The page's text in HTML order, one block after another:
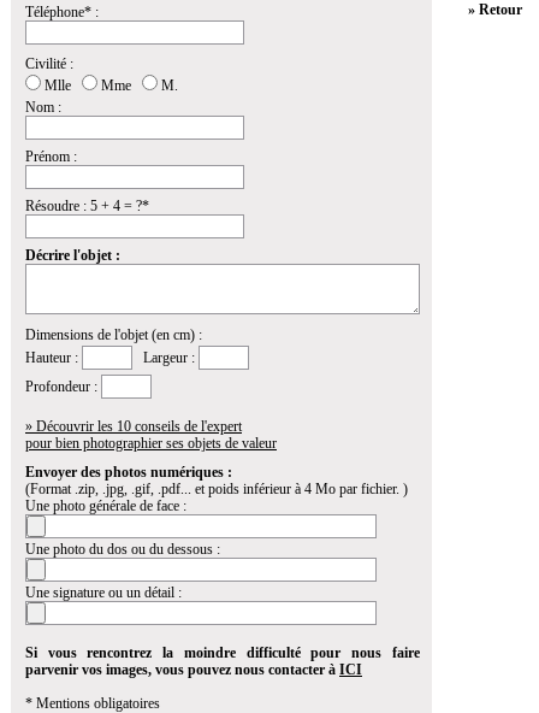
Téléphone* :
Civilité :
Mlle
Mme
M.
Nom :
Prénom :
Résoudre : 5 + 4 = ?*
Décrire l'objet :
Dimensions de l'objet (en cm) :
Hauteur :
Largeur :
Profondeur :
» Découvrir les 10 conseils de l'expert
pour bien photographier ses objets de valeur
Envoyer des photos numériques :
(Format .zip, .jpg, .gif, .pdf... et poids inférieur à 4 Mo par fichier. )
Une photo générale de face :
Une photo du dos ou du dessous :
Une signature ou un détail :
Si vous rencontrez la moindre difficulté pour nous faire
parvenir vos images, vous pouvez nous contacter à ICI
* Mentions obligatoires
» Retour